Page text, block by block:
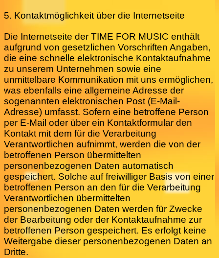
5. Kontaktmöglichkeit über die Internetseite
Die Internetseite der TIME FOR MUSIC enthält
aufgrund von gesetzlichen Vorschriften Angaben,
die eine schnelle elektronische Kontaktaufnahme
zu unserem Unternehmen sowie eine
unmittelbare Kommunikation mit uns ermöglichen,
was ebenfalls eine allgemeine Adresse der
sogenannten elektronischen Post (E-Mail-
Adresse) umfasst. Sofern eine betroffene Person
per E-Mail oder über ein Kontaktformular den
Kontakt mit dem für die Verarbeitung
Verantwortlichen aufnimmt, werden die von der
betroffenen Person übermittelten
personenbezogenen Daten automatisch
gespeichert. Solche auf freiwilliger Basis von einer
betroffenen Person an den für die Verarbeitung
Verantwortlichen übermittelten
personenbezogenen Daten werden für Zwecke
der Bearbeitung oder der Kontaktaufnahme zur
betroffenen Person gespeichert. Es erfolgt keine
Weitergabe dieser personenbezogenen Daten an
Dritte.